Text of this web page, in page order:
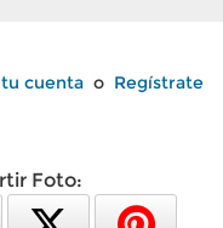
cuenta o Regístrate
Foto: